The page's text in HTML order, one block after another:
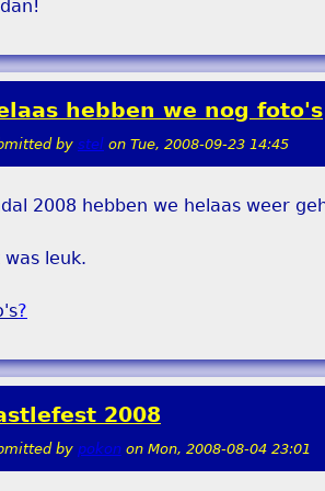
dan!
hebben we nog foto's
by stel on Tue, 2008-09-23 14:45
2008 hebben we helaas weer
was leuk.
?
2008
by pokon on Mon, 2008-08-04 23:01